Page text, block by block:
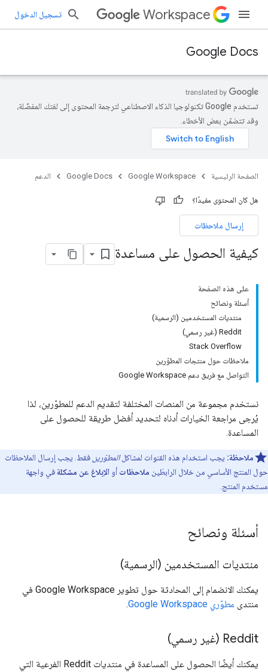
Workspace تسجيل الدخول
Google Docs
تستخدم Google تكنولوجيا الذكاء الاصطناعي لترجمة المحتوى إلى لغتك المفضّلة،
وقد تتضمّن بعض الأخطاء.
الصفحة الرئيسية Google Workspace
Google Docs الدعم
هل كان المحتوى مفيدًا؟
إرسال ملاحظات
كيفية الحصول على مساعدة
على هذه الصفحة
أسئلة ونصائح
منتديات المستخدمين (الرسمية)
‫Reddit (غير رسمي)
Stack Overflow
ملاحظات حول منتجات المطوّرين
التواصل مع فريق دعم Google Workspace
نستخدم مجموعة من المنصات المختلفة لتقديم الدعم للمطوّرين، لذا
يُرجى مراجعة الخيارات أدناه لتحديد أفضل طريقة للحصول على
المساعدة.
ملاحظة: يجب استخدام هذه القنوات لمشاكلالمطوّرين فقط. يجب إرسال الملاحظات
حول المنتج الأساسي من خلال الرابطَين ملاحظات أو الإبلاغ عن مشكلة في واجهة
مستخدم المنتج.
أسئلة ونصائح
منتديات المستخدمين (الرسمية)
يمكنك الانضمام إلى المحادثة حول تطوير Google Workspace في
منتدى مطوّري Google Workspace .
‫Reddit (غير رسمي)
يمكنك أيضًا الحصول على المساعدة في منتديات Reddit الفرعية التي